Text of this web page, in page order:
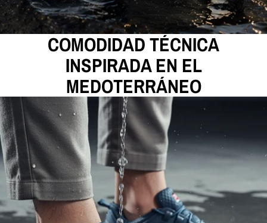
COMODIDAD TÉCNICA
INSPIRADA EN EL
MEDOTERRÁNEO